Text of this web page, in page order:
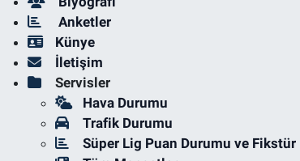
Anketler
Künye
İletişim
Servisler
Hava Durumu
Trafik Durumu
Süper Lig Puan Durumu ve Fikstür